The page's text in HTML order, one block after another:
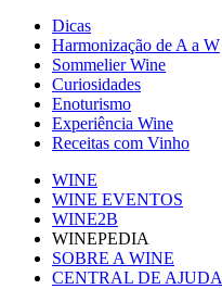
Dicas
Harmonização de A a W
Sommelier Wine
Curiosidades
Enoturismo
Experiência Wine
Receitas com Vinho
WINE
WINE EVENTOS
WINE2B
WINEPEDIA
SOBRE A WINE
CENTRAL DE AJUDA